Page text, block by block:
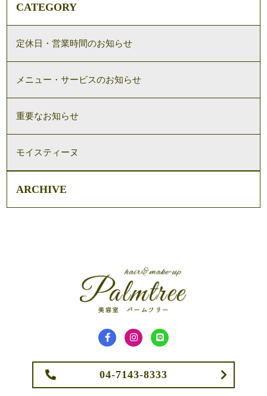
CATEGORY
定休日・営業時間のお知らせ
メニュー・サービスのお知らせ
重要なお知らせ
モイスティーヌ
ARCHIVE
04-7143-8333